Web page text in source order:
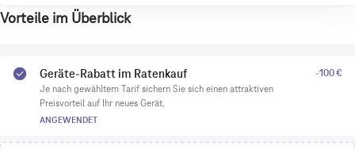
Vorteile im Überblick
Geräte-Rabatt im Ratenkauf
Je nach gewähltem Tarif sichern Sie sich einen attraktiven
Preisvorteil auf Ihr neues Gerät.
ANGEWENDET
-100 €